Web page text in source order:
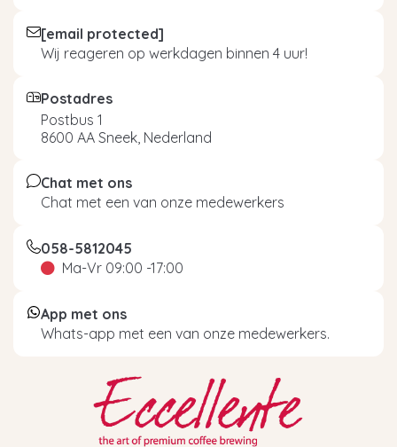
[email protected]
Wij reageren op werkdagen binnen 4 uur!
Postadres
Postbus 1
8600 AA Sneek, Nederland
Chat met ons
Chat met een van onze medewerkers
058-5812045
Ma-Vr 09:00 -17:00
App met ons
Whats-app met een van onze medewerkers.